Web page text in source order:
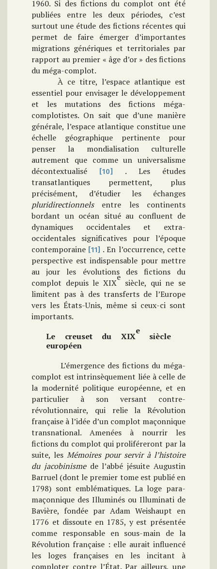
1960. Si des fictions du complot ont été
publiées entre les deux périodes, c’est
surtout une étude des fictions récentes qui
permet de faire émerger d’importantes
migrations génériques et territoriales par
rapport au premier « âge d’or » des fictions
du méga-complot.
À ce titre, l’espace atlantique est
essentiel pour envisager le développement
et les mutations des fictions méga-
complotistes. On sait que d’une manière
générale, l’espace atlantique constitue une
échelle géographique pertinente pour
penser la mondialisation culturelle
autrement que comme un universalisme
décontextualisé
[10] . Les études
transatlantiques permettent, plus
précisément, d’étudier les échanges
pluridirectionnelsentre les continents
bordant un océan situé au confluent de
dynamiques occidentales et extra-
occidentales significatives pour l’époque
contemporaine [11] . En l’occurrence, cette
perspective est indispensable pour mettre
au jour les évolutions des fictions du
complot depuis le XIX
e
siècle, qui ne se
limitent pas à des transferts de l’Europe
vers les États-Unis, même si ceux-ci sont
importants.
Le creuset du XIX
e
siècle
européen
L’émergence des fictions du méga-
complot est intrinsèquement liée à celle de
la modernité politique européenne, et en
particulier à son versant contre-
révolutionnaire, qui relie la Révolution
française à l’idée d’un complot maçonnique
transnational. Amenées à nourrir les
fictions du complot qui proliféreront par la
suite, les Mémoires pour servir à l’histoire
du jacobinismede l’abbé jésuite Augustin
Barruel (dont le premier tome est publié en
1798) sont emblématiques. La loge para-
maçonnique des Illuminés ou Illuminati de
Bavière, fondée par Adam Weishaupt en
1776 et dissoute en 1785, y est présentée
comme responsable en sous-main de la
Révolution française : elle aurait influencé
les loges françaises en les incitant à
comploter contre l’État.Par ailleurs, une